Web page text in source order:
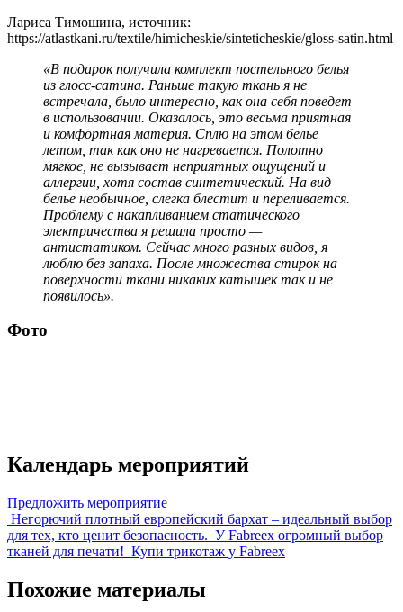
Лариса Тимошина, источник:
https://atlastkani.ru/textile/himicheskie/sinteticheskie/gloss-satin.html
«В подарок получила комплект постельного белья
из глосс-сатина. Раньше такую ткань я не
встречала, было интересно, как она себя поведет
в использовании. Оказалось, это весьма приятная
и комфортная материя. Сплю на этом белье
летом, так как оно не нагревается. Полотно
мягкое, не вызывает неприятных ощущений и
аллергии, хотя состав синтетический. На вид
белье необычное, слегка блестит и переливается.
Проблему с накапливанием статического
электричества я решила просто —
антистатиком. Сейчас много разных видов, я
люблю без запаха. После множества стирок на
поверхности ткани никаких катышек так и не
появилось».
Фото
Календарь мероприятий
Предложить мероприятие
Негорючий плотный европейский бархат – идеальный выбор
для тех, кто ценит безопасность. У Fabreex огромный выбор
тканей для печати! Купи трикотаж у Fabreex
Похожие материалы